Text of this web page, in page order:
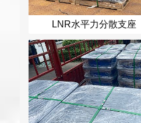
LNR水平力分散支座